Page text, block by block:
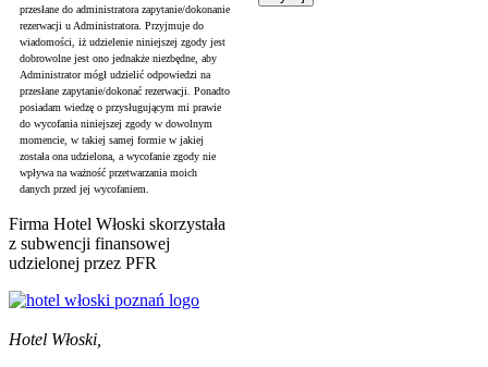
przesłane do administratora zapytanie/dokonanie
rezerwacji u Administratora. Przyjmuje do
wiadomości, iż udzielenie niniejszej zgody jest
dobrowolne jest ono jednakże niezbędne, aby
Administrator mógł udzielić odpowiedzi na
przesłane zapytanie/dokonać rezerwacji. Ponadto
posiadam wiedzę o przysługującym mi prawie
do wycofania niniejszej zgody w dowolnym
momencie, w takiej samej formie w jakiej
została ona udzielona, a wycofanie zgody nie
wpływa na ważność przetwarzania moich
danych przed jej wycofaniem.
Firma Hotel Włoski skorzystała
z subwencji finansowej
udzielonej przez PFR
Hotel Włoski,